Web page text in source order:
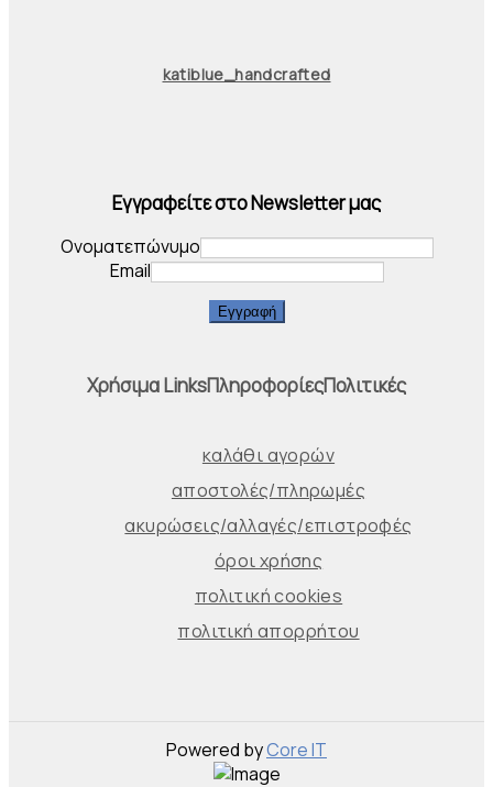
katiblue_handcrafted
Εγγραφείτε στο Newsletter μας
Ονοματεπώνυμο
Email
Εγγραφή
Χρήσιμα LinksΠληροφορίεςΠολιτικές
καλάθι αγορών
αποστολές/πληρωμές
ακυρώσεις/αλλαγές/επιστροφές
όροι χρήσης
πολιτική cookies
πολιτική απορρήτου
Powered byCore IT